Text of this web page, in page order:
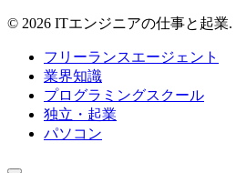
© 2026 ITエンジニアの仕事と起業.
フリーランスエージェント
業界知識
プログラミングスクール
独立・起業
パソコン